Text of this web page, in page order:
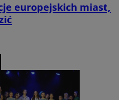
europejskich miast,